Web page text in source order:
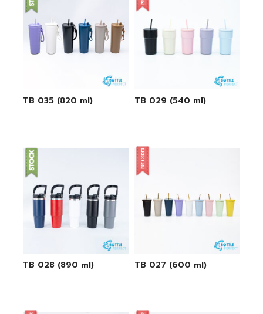
TB 035 (820 ml) TB 029 (540 ml)
TB 028 (890 ml) TB 027 (600 ml)